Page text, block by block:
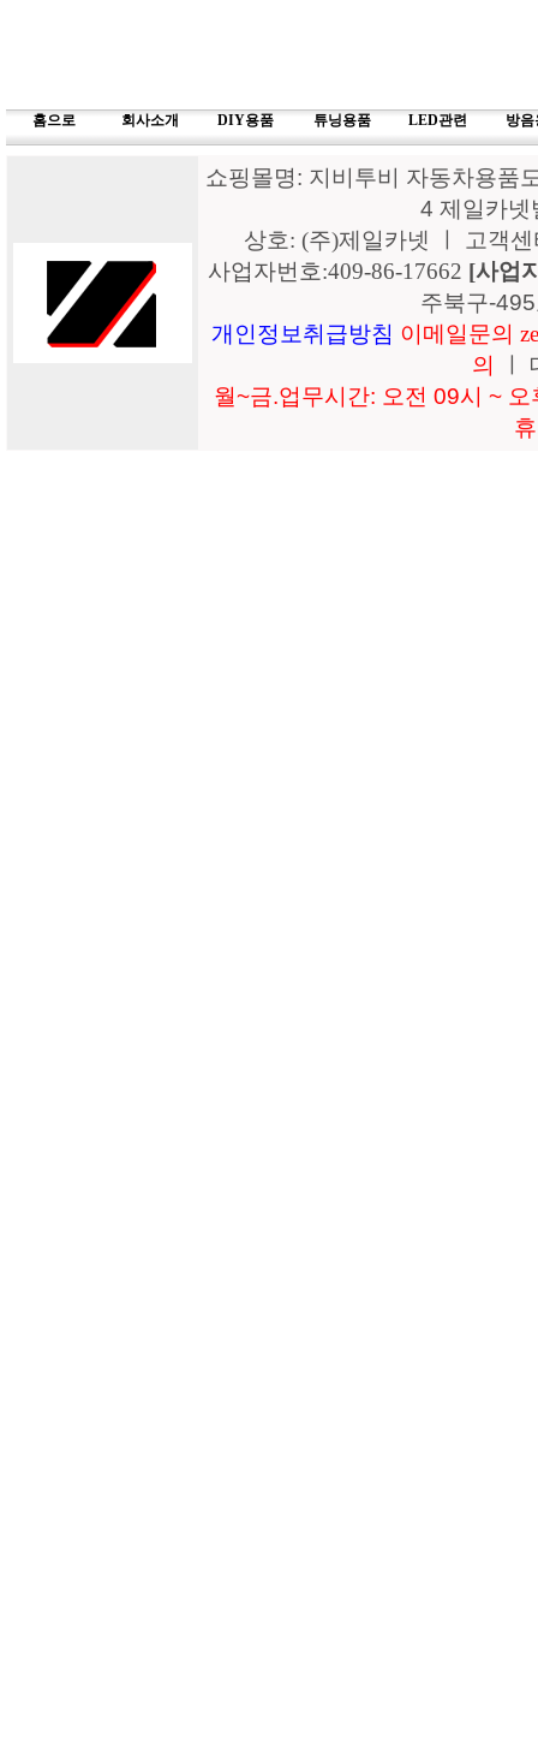
홈으로 회사소개 DIY용품 튜닝용품 LED관련 방음
쇼핑몰명: 지비투비 자동차용품
4 제일카
상호: (주)제일카넷 ㅣ 고객
사업자번호:409-86-17662 [사업
주북구-
개인정보취급방침 이메일문의
의
월~금.업무시간: 오전 09시 ~